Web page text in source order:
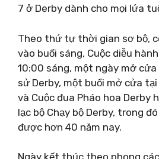
7 ở Derby dành cho mọi lứa
Theo thứ tự thời gian sơ bộ,
vào buổi sáng, Cuộc diễu
10:00 sáng, một ngày mở
sử Derby, một buổi mở cửa tại
và Cuộc đua Pháo hoa Derby
lạc bộ Chạy bộ Derby, trong
được hơn 40 năm nay.
Ngày kết thúc theo phong